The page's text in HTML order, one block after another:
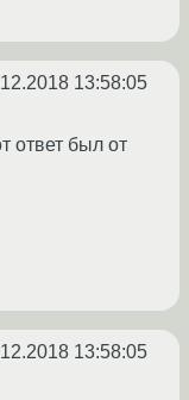
13:58:05
ответ был от
13:58:05